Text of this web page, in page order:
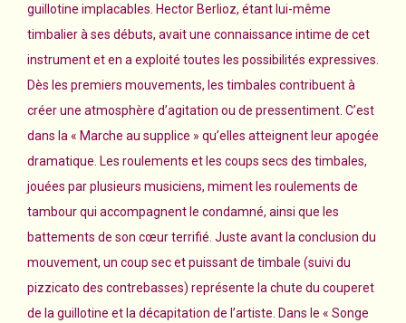
guillotine implacables. Hector Berlioz, étant lui-même
timbalier à ses débuts, avait une connaissance intime de cet
instrument et en a exploité toutes les possibilités expressives.
Dès les premiers mouvements, les timbales contribuent à
créer une atmosphère d’agitation ou de pressentiment. C’est
dans la « Marche au supplice » qu’elles atteignent leur apogée
dramatique. Les roulements et les coups secs des timbales,
jouées par plusieurs musiciens, miment les roulements de
tambour qui accompagnent le condamné, ainsi que les
battements de son cœur terrifié. Juste avant la conclusion du
mouvement, un coup sec et puissant de timbale (suivi du
pizzicato des contrebasses) représente la chute du couperet
de la guillotine et la décapitation de l’artiste. Dans le « Songe